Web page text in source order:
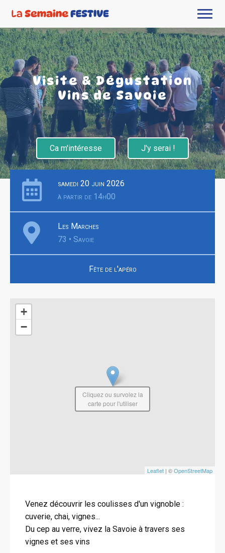
Visite & Dégustation
Vins de Savoie
Ca m'intéresse J'y serai !
samedi 20 juin 2026
à partir de 14h00
Les Marches
73 • Savoie
Fête de l'apéro
+
−
Leaflet | ©OpenStreetMap
Cliquez ou survolez la
carte pour l'utiliser
Venez découvrir les coulisses d'un vignoble :
cuverie, chai, vignes...
Du cep au verre, vivez la Savoie à travers ses
vignes et ses vins